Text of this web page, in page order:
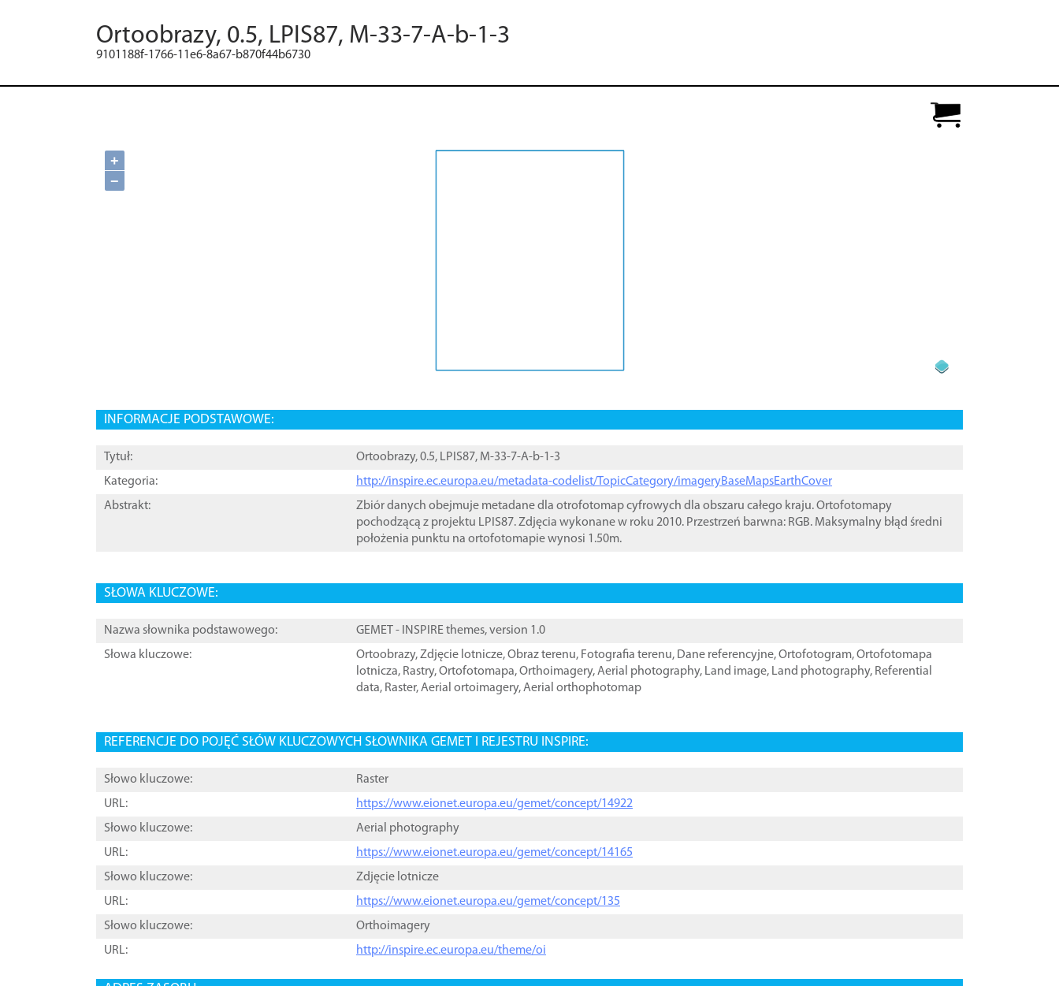
Ortoobrazy, 0.5, LPIS87, M-33-7-A-b-1-3
9101188f-1766-11e6-8a67-b870f44b6730
+
−
INFORMACJE PODSTAWOWE:
Tytuł:
Ortoobrazy, 0.5, LPIS87, M-33-7-A-b-1-3
Kategoria:
http://inspire.ec.europa.eu/metadata-codelist/TopicCategory/imageryBaseMapsEarthCover
Abstrakt:
Zbiór danych obejmuje metadane dla otrofotomap cyfrowych dla obszaru całego kraju. Ortofotomapy
pochodzącą z projektu LPIS87. Zdjęcia wykonane w roku 2010. Przestrzeń barwna: RGB. Maksymalny błąd średni
położenia punktu na ortofotomapie wynosi 1.50m.
SŁOWA KLUCZOWE:
Nazwa słownika podstawowego:
GEMET - INSPIRE themes, version 1.0
Słowa kluczowe:
Ortoobrazy,Zdjęcie lotnicze,Obraz terenu, Fotografia terenu, Dane referencyjne,Ortofotogram,Ortofotomapa
lotnicza, Rastry,Ortofotomapa,Orthoimagery,Aerial photography, Land image, Land photography, Referential
data, Raster,Aerial ortoimagery,Aerial orthophotomap
REFERENCJE DO POJĘĆ SŁÓW KLUCZOWYCH SŁOWNIKA GEMET I REJESTRU INSPIRE:
Słowo kluczowe:
Raster
URL:
https://www.eionet.europa.eu/gemet/concept/14922
Słowo kluczowe:
Aerial photography
URL:
https://www.eionet.europa.eu/gemet/concept/14165
Słowo kluczowe:
Zdjęcie lotnicze
URL:
https://www.eionet.europa.eu/gemet/concept/135
Słowo kluczowe:
Orthoimagery
URL:
http://inspire.ec.europa.eu/theme/oi